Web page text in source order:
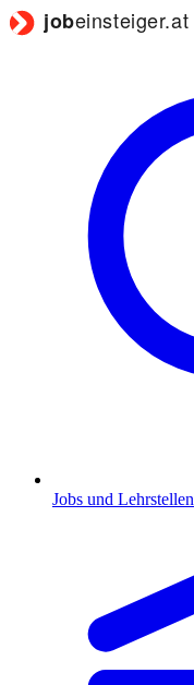
Jobs und Lehrstellen